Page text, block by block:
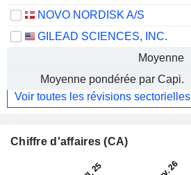
NOVO NORDISK A/S
GILEAD SCIENCES, INC.
Moyenne
Moyenne pondérée par Capi.
Voir toutes les révisions sectorielles
Chiffre d'affaires (CA)